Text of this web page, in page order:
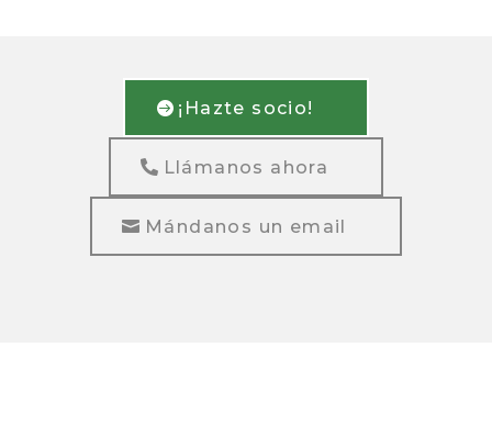
¡Hazte socio!
Llámanos ahora
Mándanos un email